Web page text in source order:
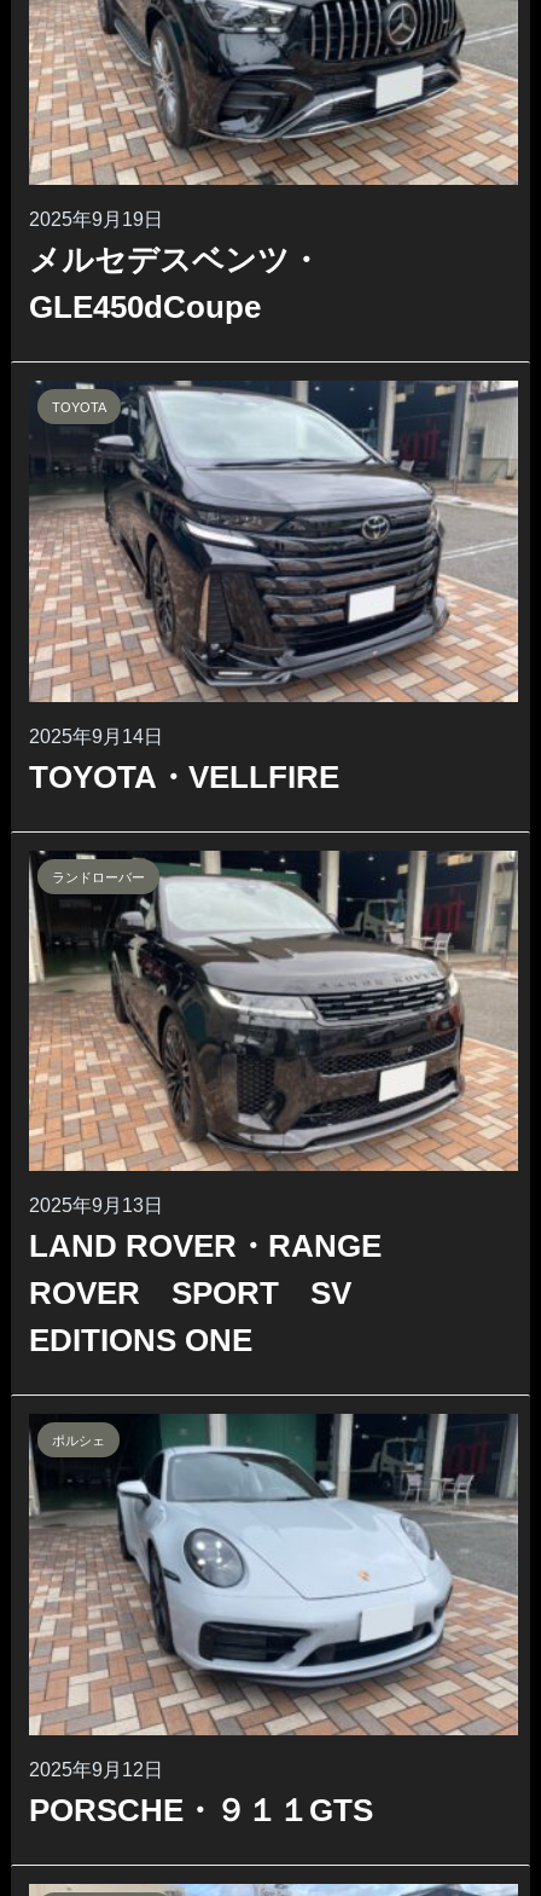
2025年9月19日
メルセデスベンツ・
GLE450dCoupe
TOYOTA
2025年9月14日
TOYOTA・VELLFIRE
ランドローバー
2025年9月13日
LAND ROVER・RANGE
ROVER SPORT SV
EDITIONS ONE
ポルシェ
2025年9月12日
PORSCHE・９１１GTS